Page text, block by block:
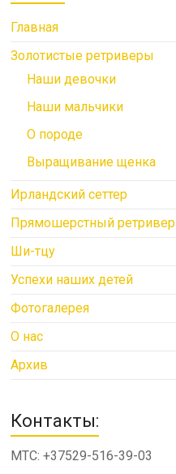
Главная
Золотистые ретриверы
Наши девочки
Наши мальчики
О породе
Выращивание щенка
Ирландский сеттер
Прямошерстный ретривер
Ши-тцу
Успехи наших детей
Фотогалерея
О нас
Архив
Контакты:
МТС: +37529-516-39-03